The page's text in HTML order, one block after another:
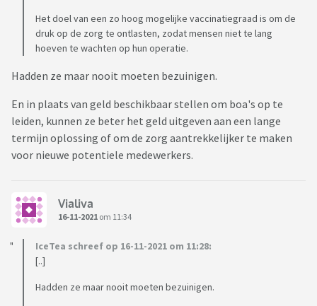
Het doel van een zo hoog mogelijke vaccinatiegraad is om de
druk op de zorg te ontlasten, zodat mensen niet te lang
hoeven te wachten op hun operatie.
Hadden ze maar nooit moeten bezuinigen.
En in plaats van geld beschikbaar stellen om boa's op te
leiden, kunnen ze beter het geld uitgeven aan een lange
termijn oplossing of om de zorg aantrekkelijker te maken
voor nieuwe potentiele medewerkers.
Vialiva
16-11-2021 om 11:34
IceTea schreef op 16-11-2021 om 11:28:
[..]
Hadden ze maar nooit moeten bezuinigen.